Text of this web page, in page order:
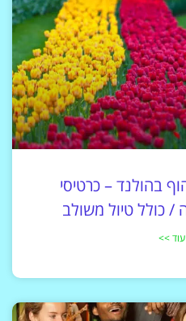
בהולנד – כרטיסי
כולל טיול משולב
>>